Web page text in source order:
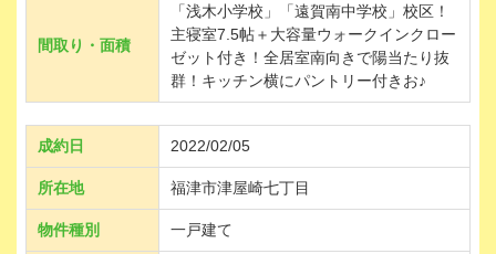
間取り・面積
「浅木小学校」「遠賀南中学校」校区！
主寝室7.5帖＋大容量ウォークインクロー
ゼット付き！全居室南向きで陽当たり抜
群！キッチン横にパントリー付きお♪
成約日 2022/02/05
所在地 福津市津屋崎七丁目
物件種別 一戸建て